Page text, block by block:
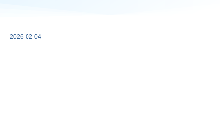
2026-02-04